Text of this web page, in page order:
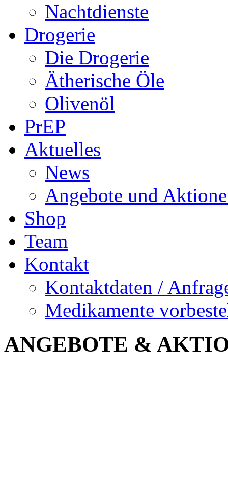
Nachtdienste
Drogerie
Die Drogerie
Ätherische Öle
Olivenöl
PrEP
Aktuelles
News
Angebote und
Shop
Team
Kontakt
Kontaktdaten /
Medikamente
ANGEBOTE &